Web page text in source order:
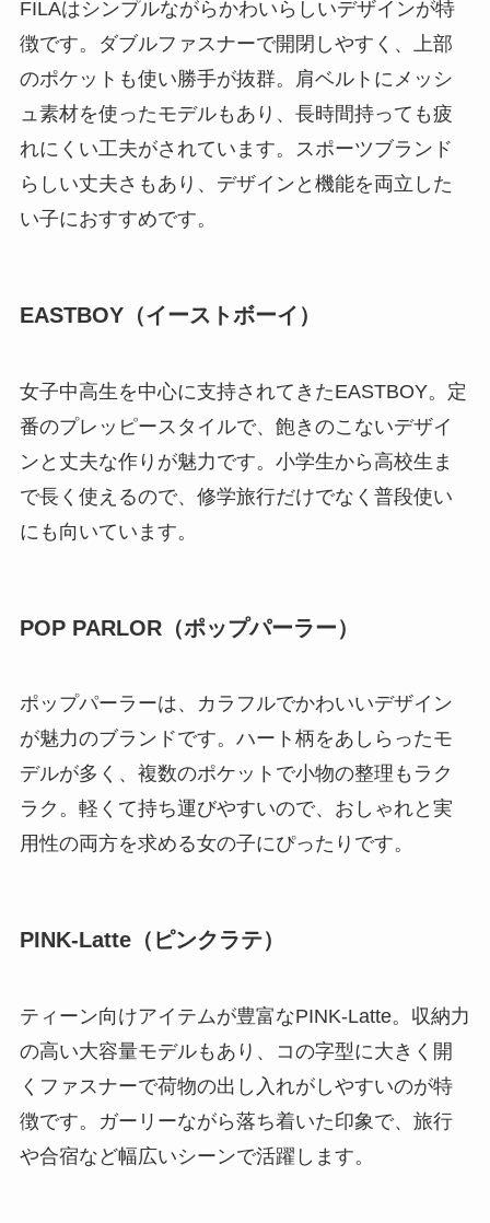
FILAはシンプルながらかわいらしいデザインが特
徴です。ダブルファスナーで開閉しやすく、上部
のポケットも使い勝手が抜群。肩ベルトにメッシ
ュ素材を使ったモデルもあり、長時間持っても疲
れにくい工夫がされています。スポーツブランド
らしい丈夫さもあり、デザインと機能を両立した
い子におすすめです。
EASTBOY（イーストボーイ）
女子中高生を中心に支持されてきたEASTBOY。定
番のプレッピースタイルで、飽きのこないデザイ
ンと丈夫な作りが魅力です。小学生から高校生ま
で長く使えるので、修学旅行だけでなく普段使い
にも向いています。
POP PARLOR（ポップパーラー）
ポップパーラーは、カラフルでかわいいデザイン
が魅力のブランドです。ハート柄をあしらったモ
デルが多く、複数のポケットで小物の整理もラク
ラク。軽くて持ち運びやすいので、おしゃれと実
用性の両方を求める女の子にぴったりです。
PINK-Latte（ピンクラテ）
ティーン向けアイテムが豊富なPINK-Latte。収納力
の高い大容量モデルもあり、コの字型に大きく開
くファスナーで荷物の出し入れがしやすいのが特
徴です。ガーリーながら落ち着いた印象で、旅行
や合宿など幅広いシーンで活躍します。